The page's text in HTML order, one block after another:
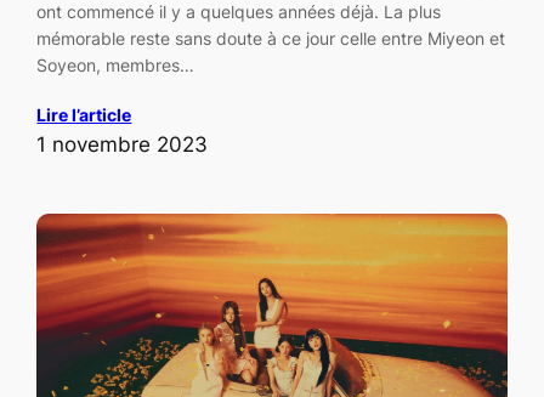
ont commencé il y a quelques années déjà. La plus
mémorable reste sans doute à ce jour celle entre Miyeon et
Soyeon, membres…
Lire l’article
1 novembre 2023